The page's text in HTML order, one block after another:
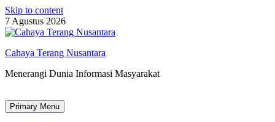
Skip to content
7 Agustus 2026
Cahaya Terang Nusantara
Menerangi Dunia Informasi Masyarakat
Primary Menu